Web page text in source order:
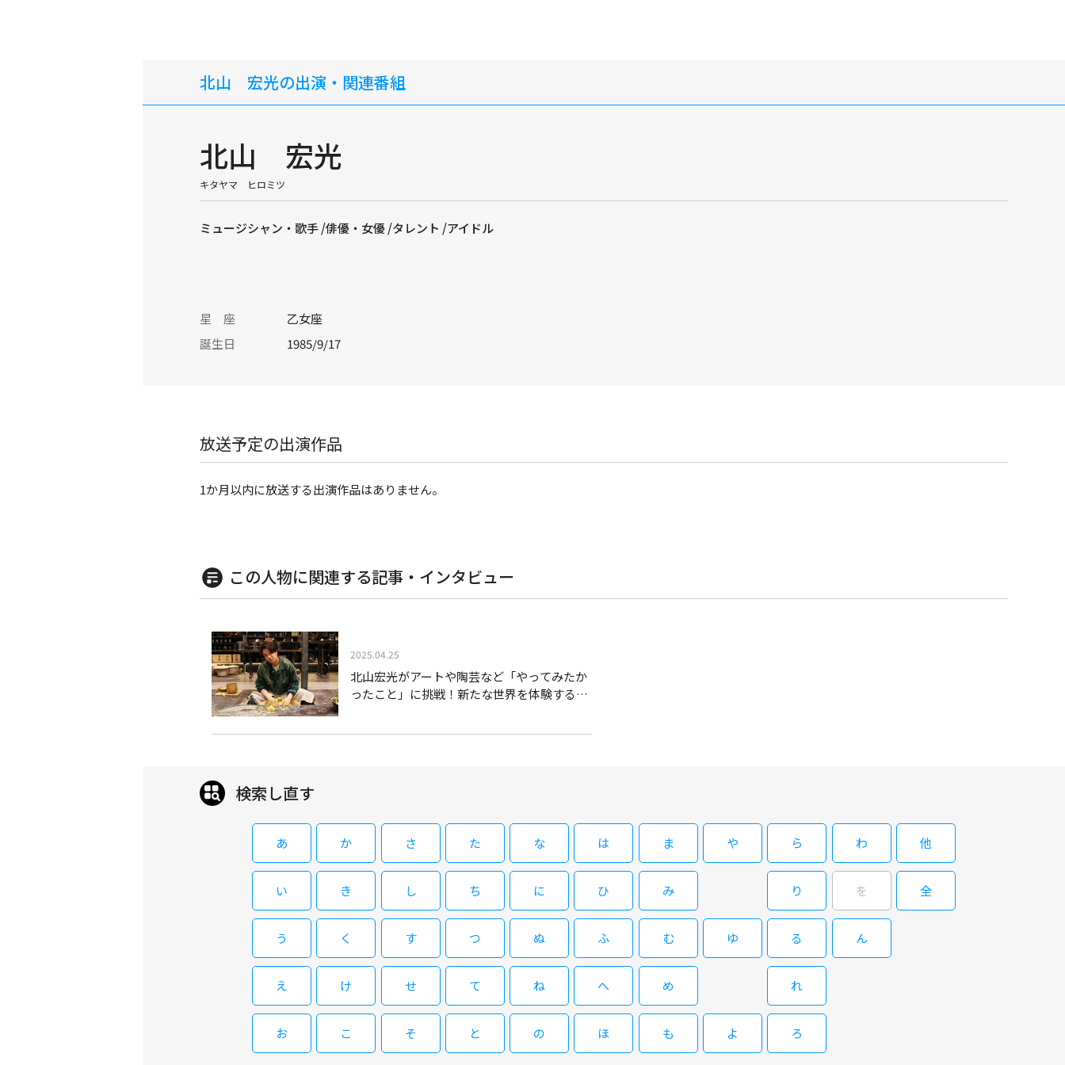
北山 宏光の出演・関連番組
北山 宏光
キタヤマ ヒロミツ
ミュージシャン・歌手 /俳優・女優 /タレント /アイドル
星 座
乙女座
誕生日
1985/9/17
放送予定の出演作品
1か月以内に放送する出演作品はありません。
この人物に関連する記事・インタビュー
2025.04.25
北山宏光がアートや陶芸など「やってみたか
ったこと」に挑戦！新たな世界を体験する様
検索し直す
あ
い
う
え
お
か
き
く
け
こ
さ
し
す
せ
そ
た
ち
つ
て
と
な
に
ぬ
ね
の
は
ひ
ふ
へ
ほ
ま
み
む
め
も
や
ゆ
よ
ら
り
る
れ
ろ
わ
を
ん
他
全